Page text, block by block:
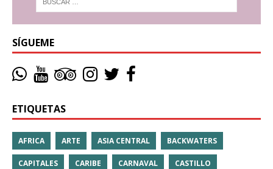
SÍGUEME
ETIQUETAS
AFRICA ARTE ASIA CENTRAL BACKWATERS
CAPITALES CARIBE CARNAVAL CASTILLO